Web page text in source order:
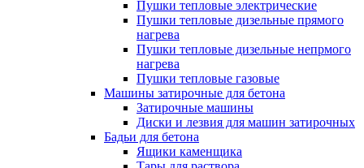
Пушки тепловые электрические
Пушки тепловые дизельные прямого
нагрева
Пушки тепловые дизельные непрмого
нагрева
Пушки тепловые газовые
Машины затирочные для бетона
Затирочные машины
Диски и лезвия для машин затирочных
Бадьи для бетона
Ящики каменщика